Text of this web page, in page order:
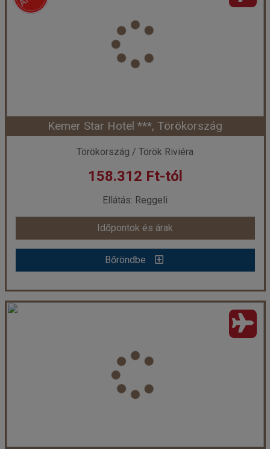
Város:Sunny Beach
Utazás módja:
Repülővel
Ellátás:
Szálláskategória:Hotel ****
Szoba Standard Iker Erkély vagy terasz
Időpont: 2026-09-27 | 3 éj
már 151.889 Ft-tól
Időpontok és árak
Bőröndbe
Kemer Star Hotel ***, Törökország
Törökország / Török Riviéra
158.312 Ft-tól
Ellátás: Reggeli
Időpontok és árak
Bőröndbe
Kemer Star Hotel ***, Törökország
Város:Kemer
Utazás módja:
Repülővel
Ellátás:
Szálláskategória:Hotel ***
STANDARD DOUBLE ROOM